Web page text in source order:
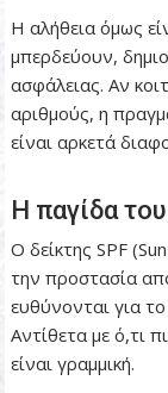
Η αλήθεια όμως
μπερδεύουν,
ασφάλειας. Αν
αριθμούς, η
είναι αρκετά
Η παγίδα
Ο δείκτης SPF
την προστασία
ευθύνονται για
Αντίθετα με ό,τι
είναι γραμμική.